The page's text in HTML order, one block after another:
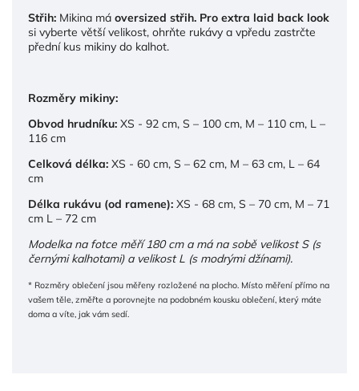
Střih: Mikina má oversized střih. Pro extra laid back look
si vyberte větší velikost, ohrňte rukávy a vpředu zastrčte
přední kus mikiny do kalhot.
Rozměry mikiny:
Obvod hrudníku: XS - 92 cm, S – 100 cm, M – 110 cm, L –
116 cm
Celková délka: XS - 60 cm, S – 62 cm, M – 63 cm, L – 64
cm
Délka rukávu (od ramene): XS - 68 cm, S – 70 cm, M – 71
cm L – 72 cm
Modelka na fotce měří 180 cm a má na sobě velikost S (s
černými kalhotami) a velikost L (s modrými džínami).
* Rozměry oblečení jsou měřeny rozložené na plocho. Místo měření přímo na
vašem těle, změřte a porovnejte na podobném kousku oblečení, který máte
doma a víte, jak vám sedí.